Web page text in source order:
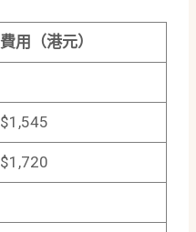
費用（港元）
$1,545
$1,720